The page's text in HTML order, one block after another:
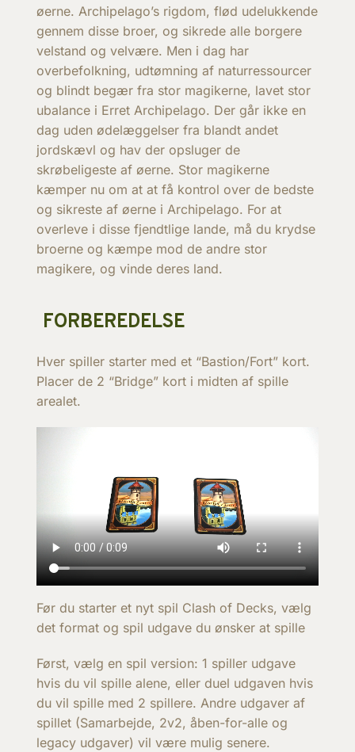
øerne. Archipelago’s rigdom, flød udelukkende
gennem disse broer, og sikrede alle borgere
velstand og velvære. Men i dag har
overbefolkning, udtømning af naturressourcer
og blindt begær fra stor magikerne, lavet stor
ubalance i Erret Archipelago. Der går ikke en
dag uden ødelæggelser fra blandt andet
jordskævl og hav der opsluger de
skrøbeligeste af øerne. Stor magikerne
kæmper nu om at at få kontrol over de bedste
og sikreste af øerne i Archipelago. For at
overleve i disse fjendtlige lande, må du krydse
broerne og kæmpe mod de andre stor
magikere, og vinde deres land.
FORBEREDELSE
Hver spiller starter med et “Bastion/Fort” kort.
Placer de 2 “Bridge” kort i midten af spille
arealet.
Før du starter et nyt spil Clash of Decks, vælg
det format og spil udgave du ønsker at spille
Først, vælg en spil version: 1 spiller udgave
hvis du vil spille alene, eller duel udgaven hvis
du vil spille med 2 spillere. Andre udgaver af
spillet (Samarbejde, 2v2, åben-for-alle og
legacy udgaver) vil være mulig senere.